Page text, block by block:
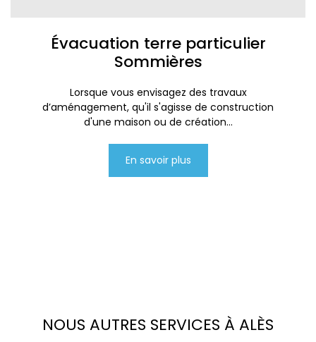
Évacuation terre particulier
Sommières
Lorsque vous envisagez des travaux
d’aménagement, qu'il s'agisse de construction
d'une maison ou de création...
En savoir plus
NOUS AUTRES SERVICES À ALÈS